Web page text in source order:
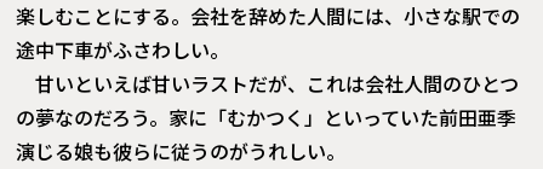
楽しむことにする。会社を辞めた人間には、小さな駅での
途中下車がふさわしい。
甘いといえば甘いラストだが、これは会社人間のひとつ
の夢なのだろう。家に「むかつく」といっていた前田亜季
演じる娘も彼らに従うのがうれしい。